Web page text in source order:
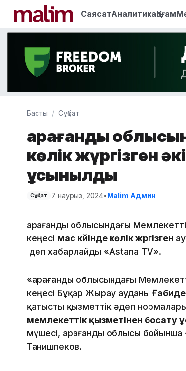
СаясатАналитикаҚоғам
Басты Сұқбат
Қарағанды
көлік жүргізген
ұсынылды
Сұқбат 7 наурыз, 2024•Malim Админ
Қарағанды облысындағы
кеңесі мас күйінде көлік жүргізген
деп хабарлайды «Astana TV».
«Қарағанды облысындағы
кеңесі Бұқар Жырау ауданы
қатысты қызметтік әдеп
мемлекеттік қызметінен босату
мүшесі, Қарағанды облысы
Танишпеков.